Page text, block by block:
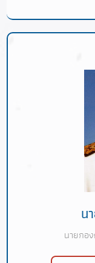
น
นายกอ